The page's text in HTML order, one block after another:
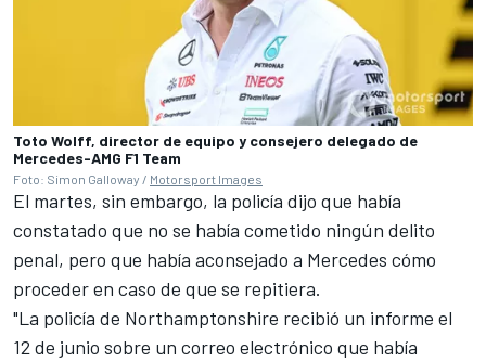
Toto Wolff, director de equipo y consejero delegado de
Mercedes-AMG F1 Team
Foto: Simon Galloway / Motorsport Images
El martes, sin embargo, la policía dijo que había
constatado que no se había cometido ningún delito
penal, pero que había aconsejado a Mercedes cómo
proceder en caso de que se repitiera.
"La policía de Northamptonshire recibió un informe el
12 de junio sobre un correo electrónico que había